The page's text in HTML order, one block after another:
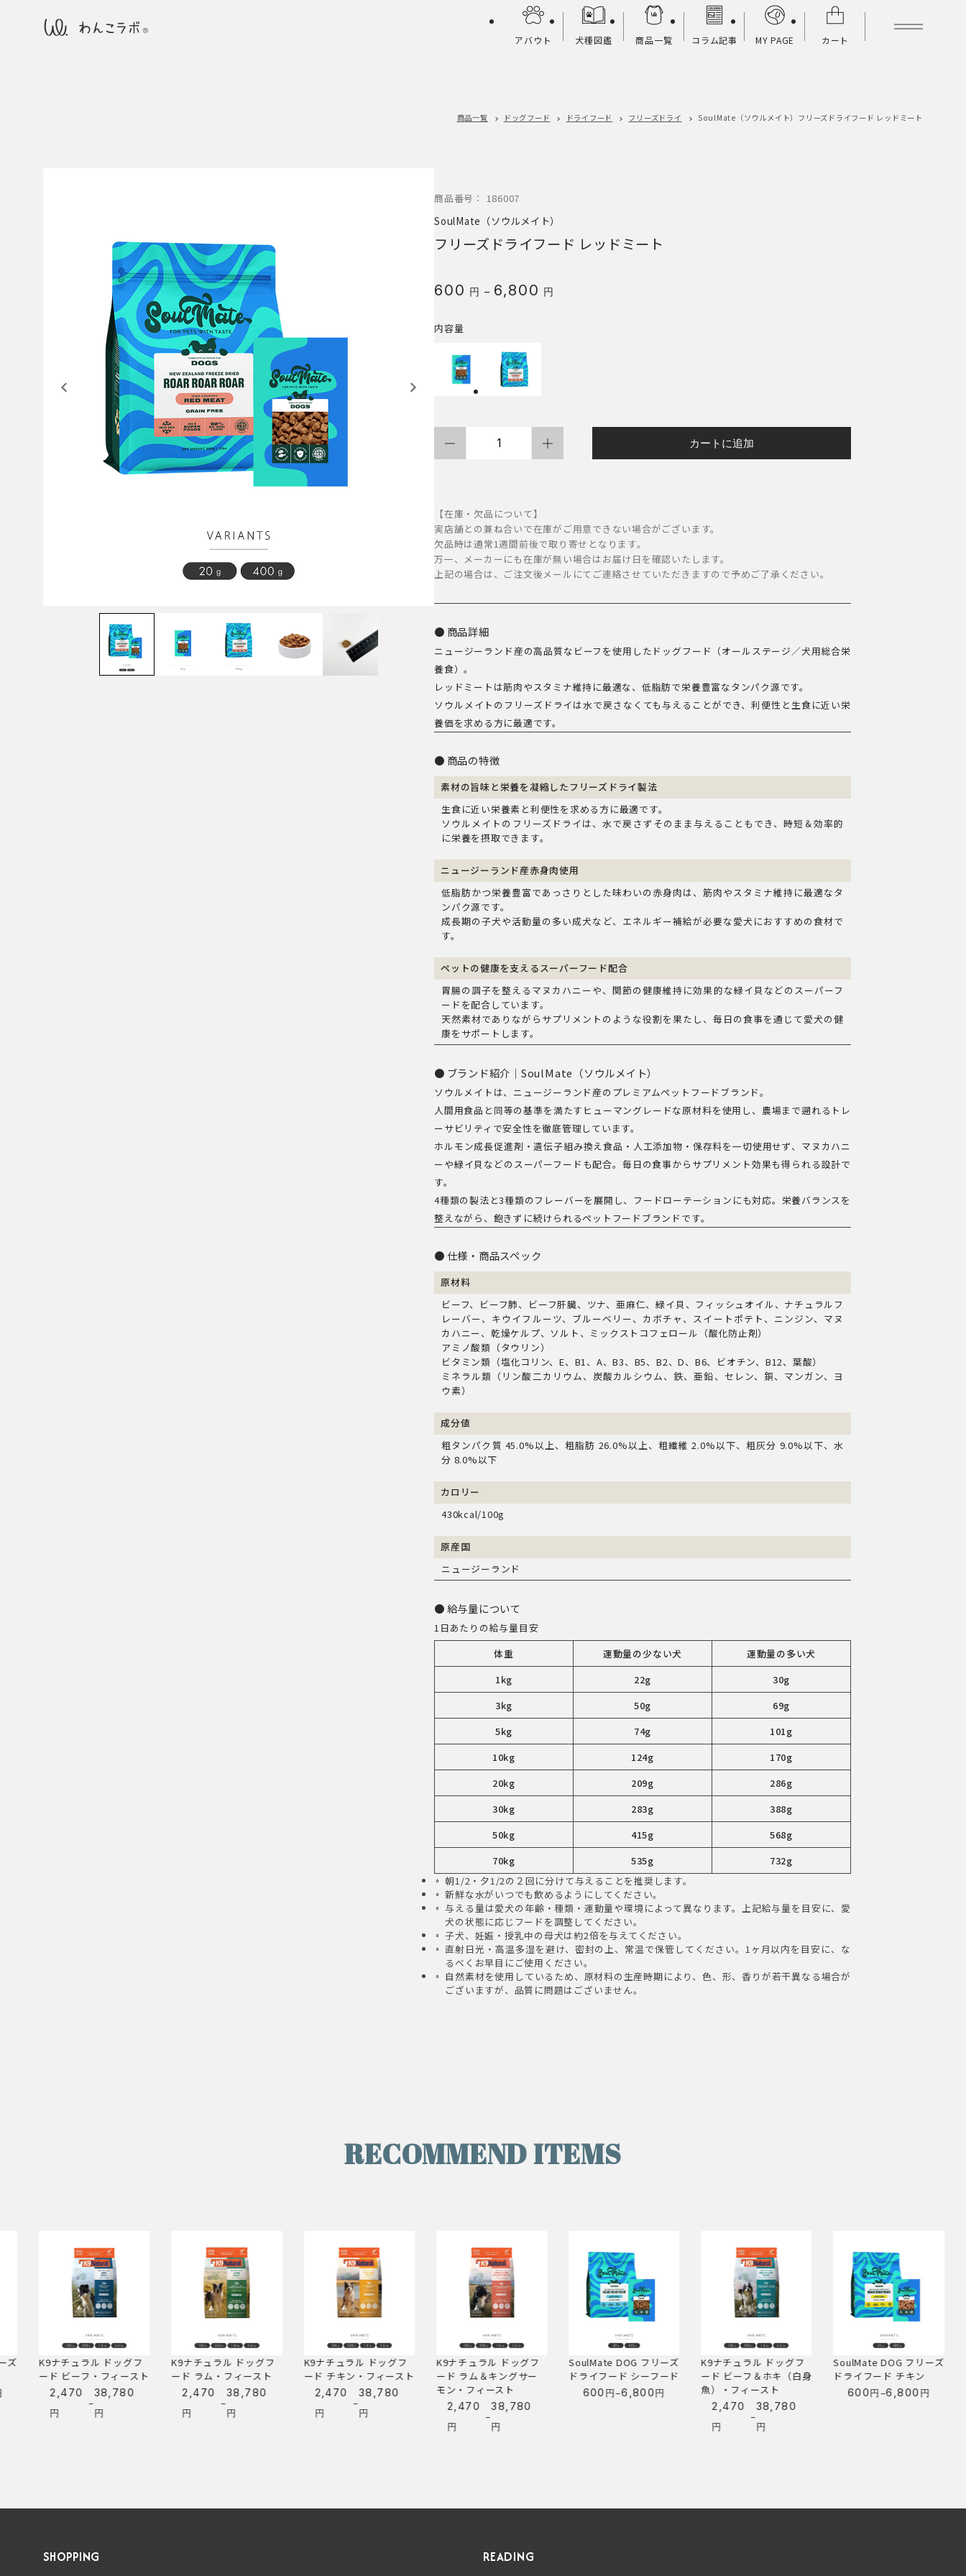
アバウト 犬種図鑑 商品一覧 コラム記事 MY PAGE カート
商品一覧 ドッグフード ドライフード フリーズドライ SoulMate（ソウルメイト） フリーズドライフード レッドミート
商品番号： 186007
SoulMate（ソウルメイト）
フリーズドライフード レッドミート
600 円 – 6,800 円
内容量
SoulMate
ー
ズ
ド
フ
ー
ド
レ
ッ
ミ
ー
ト
個
カートに追加
【在庫・欠品について】
実店舗との兼ね合いで在庫がご用意できない場合がございます。
欠品時は通常1週間前後で取り寄せとなります。
万一、メーカーにも在庫が無い場合はお届け日を確認いたします。
上記の場合は、ご注文後メールにてご連絡させていただきますので予めご了承ください。
商品詳細
ニュージーランド産の高品質なビーフを使用したドッグフード（オールステージ／犬用総合栄
養食）。
レッドミートは筋肉やスタミナ維持に最適な、低脂肪で栄養豊富なタンパク源です。
ソウルメイトのフリーズドライは水で戻さなくても与えることができ、利便性と生食に近い栄
養価を求める方に最適です。
商品の特徴
素材の旨味と栄養を凝縮したフリーズドライ製法
生食に近い栄養素と利便性を求める方に最適です。
ソウルメイトのフリーズドライは、水で戻さずそのまま与えることもでき、時短＆効率的
に栄養を摂取できます。
ニュージーランド産赤身肉使用
低脂肪かつ栄養豊富であっさりとした味わいの赤身肉は、筋肉やスタミナ維持に最適なタ
ンパク源です。
成長期の子犬や活動量の多い成犬など、エネルギー補給が必要な愛犬におすすめの食材で
す。
ペットの健康を支えるスーパーフード配合
胃腸の調子を整えるマヌカハニーや、関節の健康維持に効果的な緑イ貝などのスーパーフ
ードを配合しています。
天然素材でありながらサプリメントのような役割を果たし、毎日の食事を通じて愛犬の健
康をサポートします。
ブランド紹介｜SoulMate（ソウルメイト）
ソウルメイトは、ニュージーランド産のプレミアムペットフードブランド。
人間用食品と同等の基準を満たすヒューマングレードな原材料を使用し、農場まで遡れるトレ
ーサビリティで安全性を徹底管理しています。
ホルモン成長促進剤・遺伝子組み換え食品・人工添加物・保存料を一切使用せず、マヌカハニ
ーや緑イ貝などのスーパーフードも配合。毎日の食事からサプリメント効果も得られる設計で
す。
4種類の製法と3種類のフレーバーを展開し、フードローテーションにも対応。栄養バランスを
整えながら、飽きずに続けられるペットフードブランドです。
仕様・商品スペック
原材料
ビーフ、ビーフ肺、ビーフ肝臓、ツナ、亜麻仁、緑イ貝、フィッシュオイル、ナチュラルフ
レーバー、キウイフルーツ、ブルーベリー、カボチャ、スイートポテト、ニンジン、マヌ
カハニー、乾燥ケルプ、ソルト、ミックストコフェロール（酸化防止剤）
アミノ酸類（タウリン）
ビタミン類（塩化コリン、E、B1、A、B3、B5、B2、D、B6、ビオチン、B12、葉酸）
ミネラル類（リン酸二カリウム、炭酸カルシウム、鉄、亜鉛、セレン、銅、マンガン、ヨ
ウ素）
成分値
粗タンパク質 45.0%以上、粗脂肪 26.0%以上、粗繊維 2.0%以下、粗灰分 9.0%以下、水
分 8.0%以下
カロリー
430kcal/100g
原産国
ニュージーランド
給与量について
1日あたりの給与量目安
体重
運動量の少ない犬
運動量の多い犬
1kg
22g
30g
3kg
50g
69g
5kg
74g
101g
10kg
124g
170g
20kg
209g
286g
30kg
283g
388g
50kg
415g
568g
70kg
535g
732g
朝1/2・夕1/2の２回に分けて与えることを推奨します。
新鮮な水がいつでも飲めるようにしてください。
与える量は愛犬の年齢・種類・運動量や環境によって異なります。上記給与量を目安に、愛
犬の状態に応じフードを調整してください。
子犬、妊娠・授乳中の母犬は約2倍を与えてください。
直射日光・高温多湿を避け、密封の上、常温で保管してください。1ヶ月以内を目安に、な
るべくお早目にご使用ください。
自然素材を使用しているため、原材料の生産時期により、色、形、香りが若干異なる場合が
ございますが、品質に問題はございません。
RECOMMEND ITEMS
K9ナチュラル ドッグフ
ード ビーフ・フィースト
2,470
円
38,780
円
K9ナチュラル ドッグフ
ード ラム・フィースト
2,470
円
38,780
円
K9ナチュラル ドッグフ
ード チキン・フィースト
2,470
円
38,780
円
価
K9ナチュラル ドッグフ
ード ラム＆キングサー
モン・フィースト
2,470
円
38,780
円
価
円
SoulMate DOG フリーズ
ドライフード シーフード
600円–6,800円
価
6,800
K9ナチュラル ドッグフ
ード ビーフ＆ホキ（白身
魚）・フィースト
2,470
円
38,780
円
SoulMate DOG フリーズ
ドライフード チキン
600円–6,800円
価
6,800
SHOPPING READING